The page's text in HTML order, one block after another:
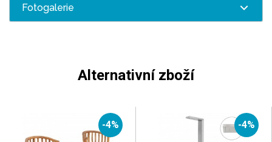
Fotogalerie
Alternativní zboží
-4% -4%